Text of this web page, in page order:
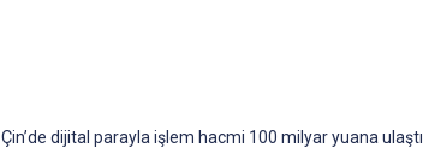
Çin’de dijital parayla işlem hacmi 100 milyar yuana ulaştı